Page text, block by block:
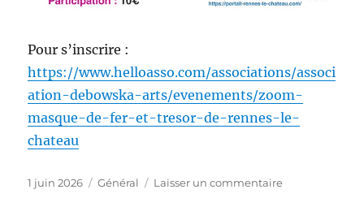
Pour s’inscrire :
https://www.helloasso.com/associations/associ
ation-debowska-arts/evenements/zoom-
masque-de-fer-et-tresor-de-rennes-le-
chateau
Publié
1 juin 2026 Catégories
Général Laisser un commentairesur